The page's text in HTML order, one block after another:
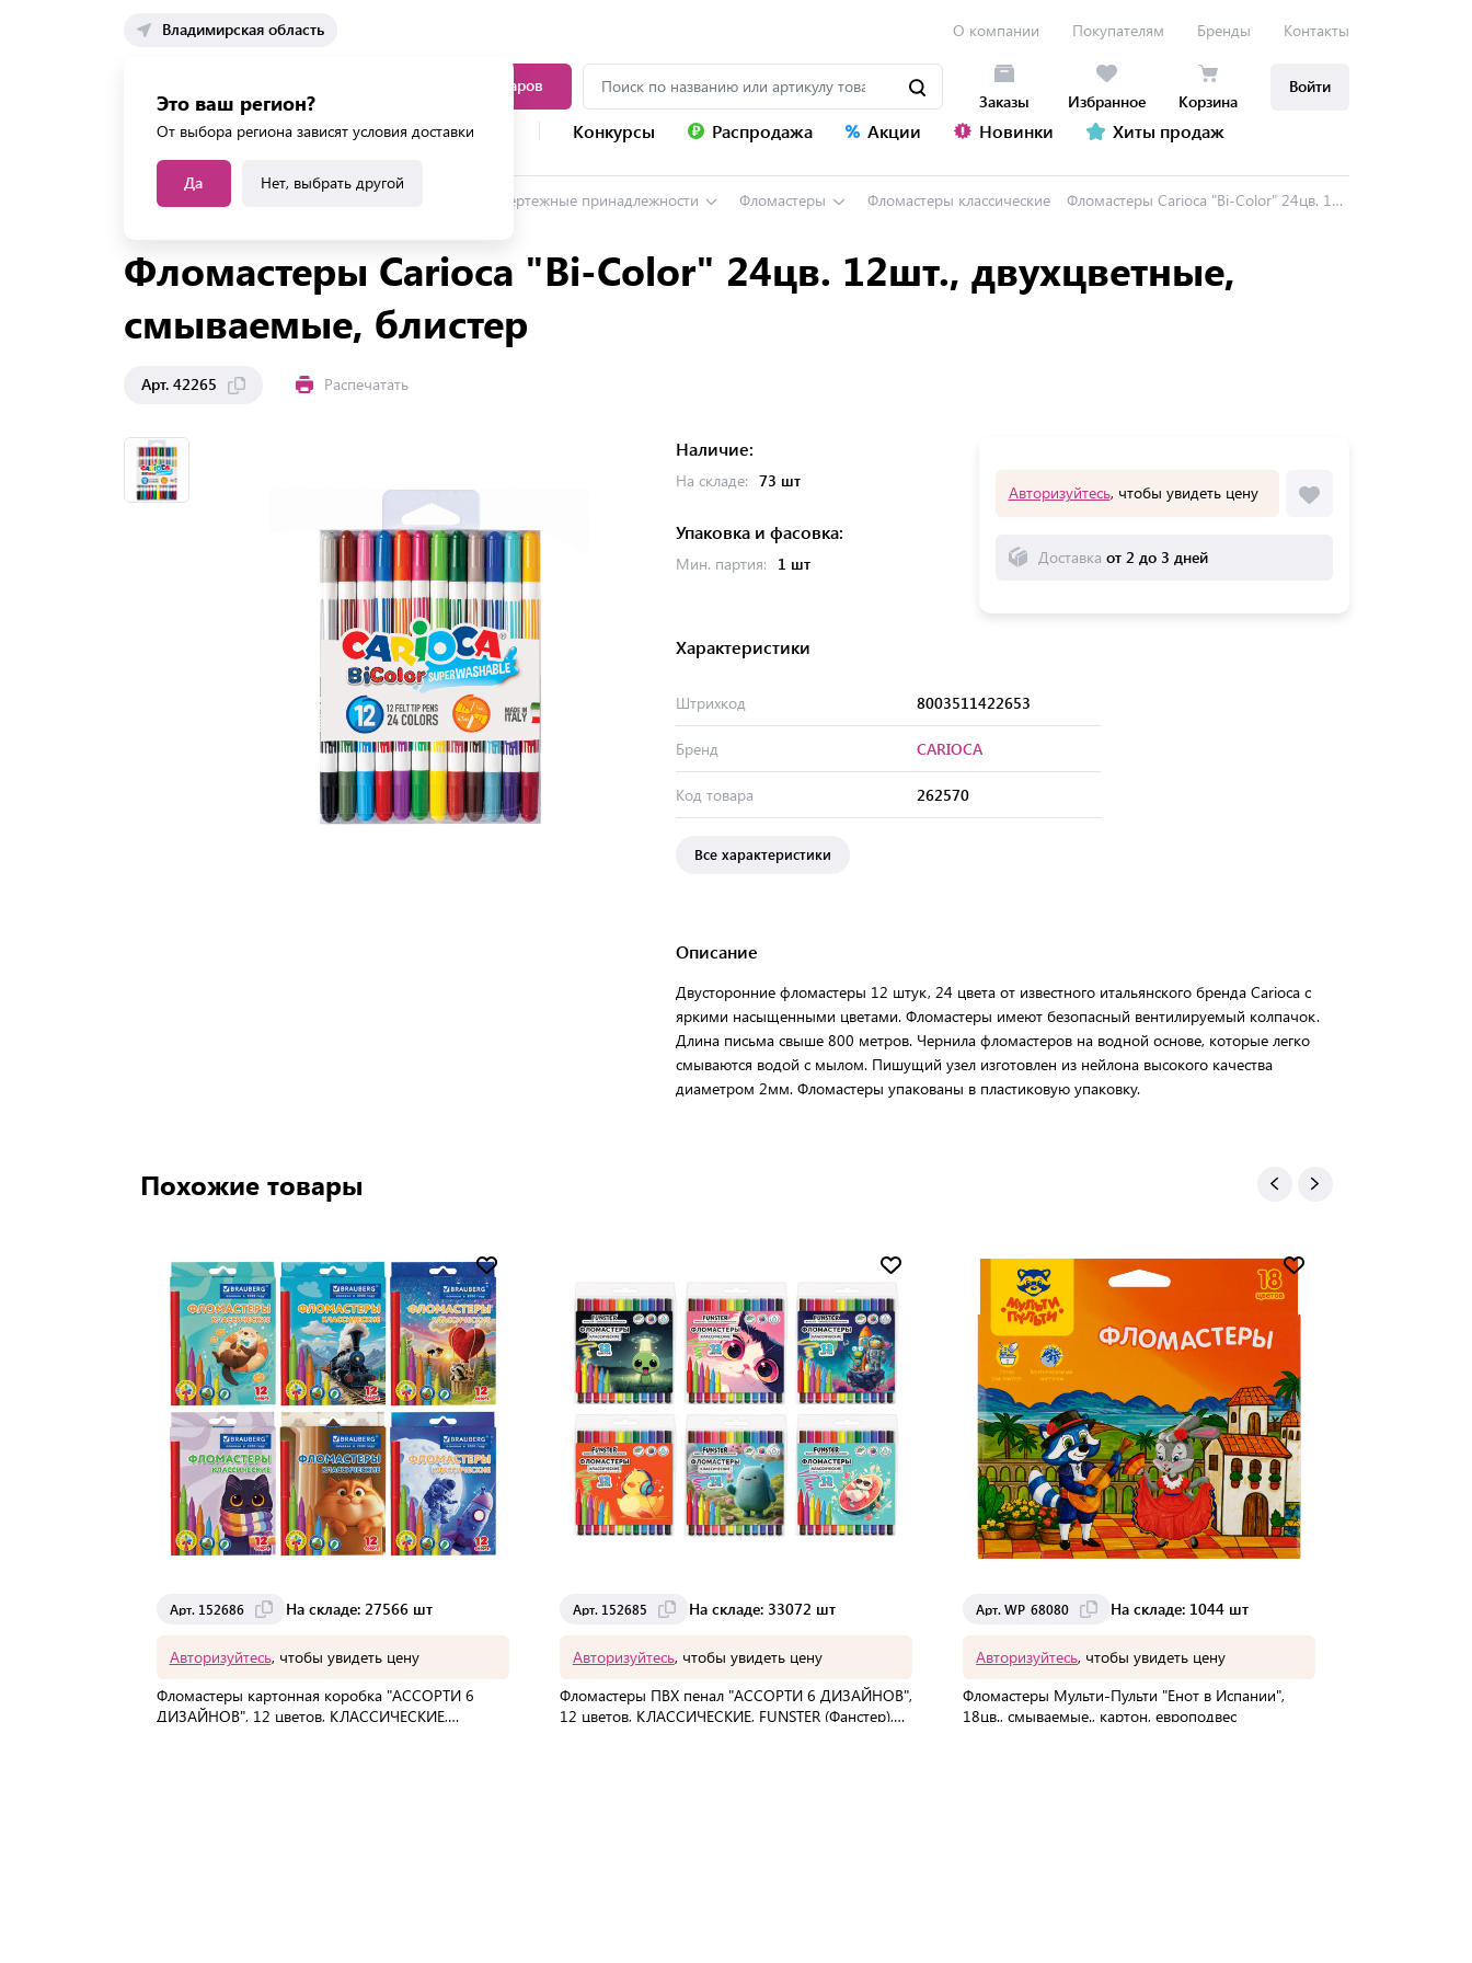
Владимирская область
Это ваш регион?
От выбора региона зависят условия доставки
Да Нет, выбрать другой
О компании Покупателям Бренды Контакты
Каталог товаров
Заказы Избранное Корзина
Войти
Каталог услуг Конкурсы Распродажа Акции Новинки Хиты продаж
Главная Каталог Письменные и чертежные принадлежности Фломастеры Фломастеры классические Фломастеры Carioca "Bi-Color" 24цв. 12шт., двухцветные, смываемые, блистер
Фломастеры Carioca "Bi-Color" 24цв. 12шт., двухцветные,
смываемые, блистер
Арт. 42265 Распечатать
Наличие:
На складе: 73 шт
Упаковка и фасовка:
Мин. партия: 1 шт
Авторизуйтесь, чтобы увидеть цену
Доставка от 2 до 3 дней
Характеристики
Штрихкод 8003511422653
Бренд CARIOCA
Код товара 262570
Все характеристики
Описание
Двусторонние фломастеры 12 штук, 24 цвета от известного итальянского бренда Carioca с
яркими насыщенными цветами. Фломастеры имеют безопасный вентилируемый колпачок.
Длина письма свыше 800 метров. Чернила фломастеров на водной основе, которые легко
смываются водой с мылом. Пишущий узел изготовлен из нейлона высокого качества
диаметром 2мм. Фломастеры упакованы в пластиковую упаковку.
Похожие товары
Арт. 152686 На складе: 27566 шт
Авторизуйтесь, чтобы увидеть цену
Фломастеры картонная коробка "АССОРТИ 6
ДИЗАЙНОВ", 12 цветов, КЛАССИЧЕСКИЕ,
Арт. 152685 На складе: 33072 шт
Авторизуйтесь, чтобы увидеть цену
Фломастеры ПВХ пенал "АССОРТИ 6 ДИЗАЙНОВ",
12 цветов, КЛАССИЧЕСКИЕ, FUNSTER (Фанстер),
Арт. WP_68080 На складе: 1044 шт
Авторизуйтесь, чтобы увидеть цену
Фломастеры Мульти-Пульти "Енот в Испании",
18цв., смываемые., картон, европодвес